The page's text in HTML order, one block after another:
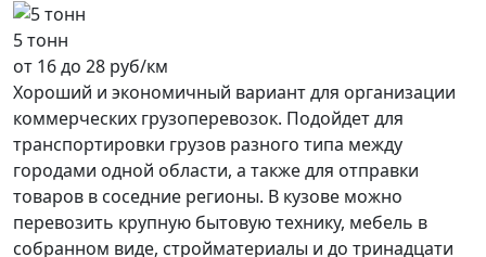
5 тонн
от 16 до 28 руб/км
Хороший и экономичный вариант для организации
коммерческих грузоперевозок. Подойдет для
транспортировки грузов разного типа между
городами одной области, а также для отправки
товаров в соседние регионы. В кузове можно
перевозить крупную бытовую технику, мебель в
собранном виде, стройматериалы и до тринадцати